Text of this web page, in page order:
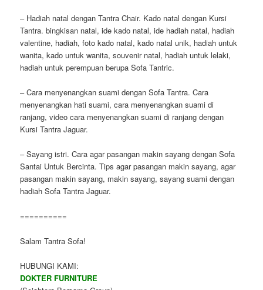
– Hadiah natal dengan Tantra Chair. Kado natal dengan Kursi
Tantra. bingkisan natal, ide kado natal, ide hadiah natal, hadiah
valentine, hadiah, foto kado natal, kado natal unik, hadiah untuk
wanita, kado untuk wanita, souvenir natal, hadiah untuk lelaki,
hadiah untuk perempuan berupa Sofa Tantric.
– Cara menyenangkan suami dengan Sofa Tantra. Cara
menyenangkan hati suami, cara menyenangkan suami di
ranjang, video cara menyenangkan suami di ranjang dengan
Kursi Tantra Jaguar.
– Sayang istri. Cara agar pasangan makin sayang dengan Sofa
Santai Untuk Bercinta. Tips agar pasangan makin sayang, agar
pasangan makin sayang, makin sayang, sayang suami dengan
hadiah Sofa Tantra Jaguar.
==========
Salam Tantra Sofa!
HUBUNGI KAMI:
DOKTER FURNITURE